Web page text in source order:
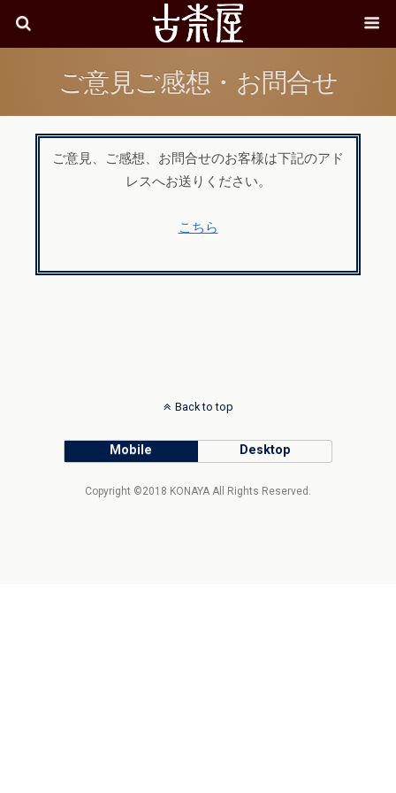
ご意見ご感想・お問合せ
ご意見、ご感想、お問合せのお客様は下記のアド
レスへお送りください。
こちら
Back to top
Mobile Desktop
Copyright ©2018 KONAYA All Rights Reserved.